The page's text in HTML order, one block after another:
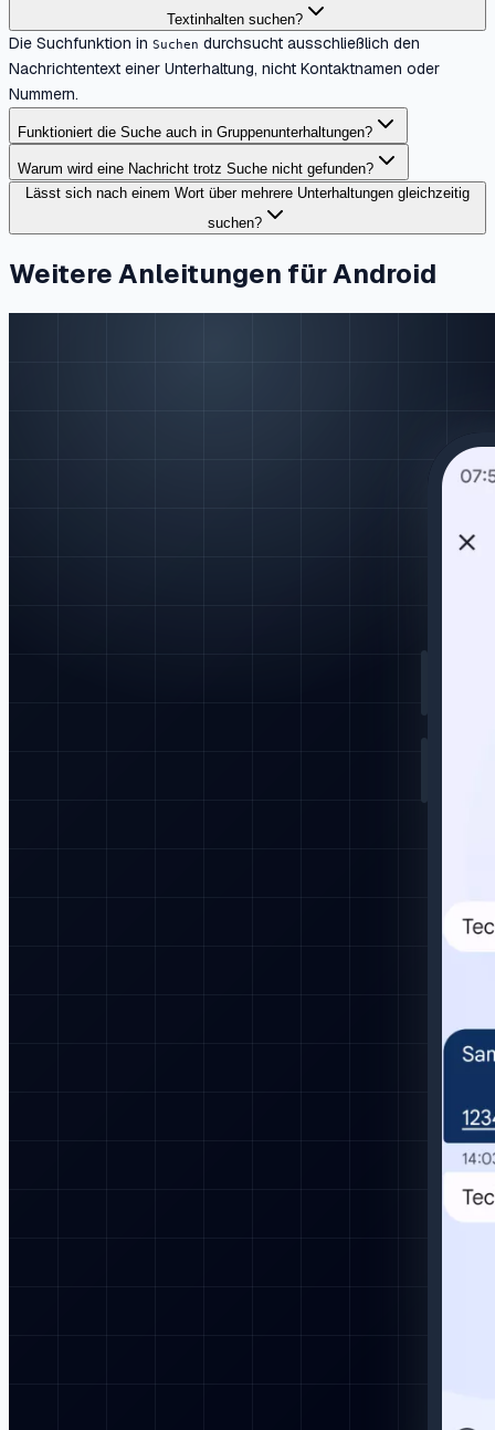
Textinhalten suchen?
Die Suchfunktion in Suchen durchsucht ausschließlich den
Nachrichtentext einer Unterhaltung, nicht Kontaktnamen oder
Nummern.
Funktioniert die Suche auch in Gruppenunterhaltungen?
Warum wird eine Nachricht trotz Suche nicht gefunden?
Lässt sich nach einem Wort über mehrere Unterhaltungen gleichzeitig
suchen?
Weitere Anleitungen für Android